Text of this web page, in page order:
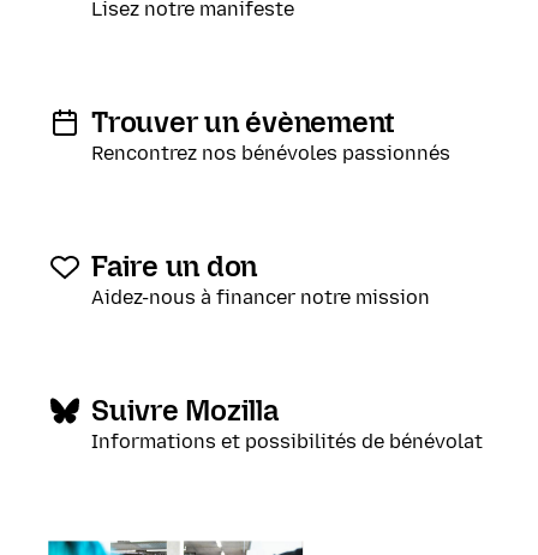
Lisez notre manifeste
Trouver un évènement
Rencontrez nos bénévoles passionnés
Faire un don
Aidez-nous à financer notre mission
Suivre Mozilla
Informations et possibilités de bénévolat